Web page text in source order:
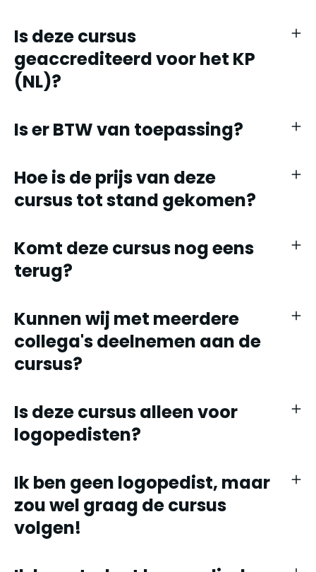
Is deze cursus
geaccrediteerd voor het KP
(NL)?
Is er BTW van toepassing?
Hoe is de prijs van deze
cursus tot stand gekomen?
Komt deze cursus nog eens
terug?
Kunnen wij met meerdere
collega's deelnemen aan de
cursus?
Is deze cursus alleen voor
logopedisten?
Ik ben geen logopedist, maar
zou wel graag de cursus
volgen!